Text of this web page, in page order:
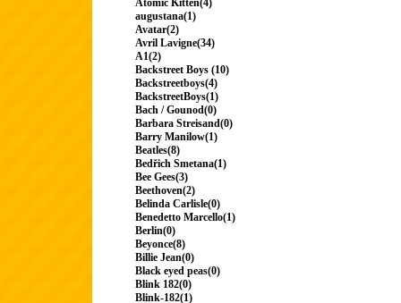
Atomic Kitten(4)
augustana(1)
Avatar(2)
Avril Lavigne(34)
A1(2)
Backstreet Boys (10)
Backstreetboys(4)
BackstreetBoys(1)
Bach / Gounod(0)
Barbara Streisand(0)
Barry Manilow(1)
Beatles(8)
Bedřich Smetana(1)
Bee Gees(3)
Beethoven(2)
Belinda Carlisle(0)
Benedetto Marcello(1)
Berlin(0)
Beyonce(8)
Billie Jean(0)
Black eyed peas(0)
Blink 182(0)
Blink-182(1)